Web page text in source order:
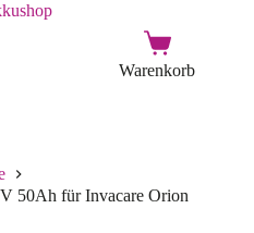
50Ah für Invacare Orion